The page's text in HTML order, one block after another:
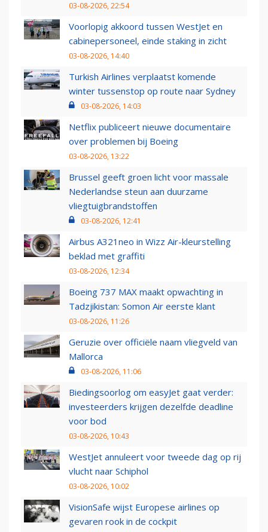
03-08-2026, 22:54
Voorlopig akkoord tussen WestJet en
cabinepersoneel, einde staking in zicht
03-08-2026, 14:40
Turkish Airlines verplaatst komende
winter tussenstop op route naar Sydney
03-08-2026, 14:03
Netflix publiceert nieuwe documentaire
over problemen bij Boeing
03-08-2026, 13:22
Brussel geeft groen licht voor massale
Nederlandse steun aan duurzame
vliegtuigbrandstoffen
03-08-2026, 12:41
Airbus A321neo in Wizz Air-kleurstelling
beklad met graffiti
03-08-2026, 12:34
Boeing 737 MAX maakt opwachting in
Tadzjikistan: Somon Air eerste klant
03-08-2026, 11:26
Geruzie over officiële naam vliegveld van
Mallorca
03-08-2026, 11:06
Biedingsoorlog om easyJet gaat verder:
investeerders krijgen dezelfde deadline
voor bod
03-08-2026, 10:43
WestJet annuleert voor tweede dag op rij
vlucht naar Schiphol
03-08-2026, 10:02
VisionSafe wijst Europese airlines op
gevaren rook in de cockpit